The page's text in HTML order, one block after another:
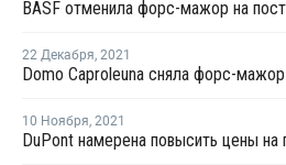
BASF отменила форс-мажор на
22 Декабря, 2021
10 Ноября, 2021